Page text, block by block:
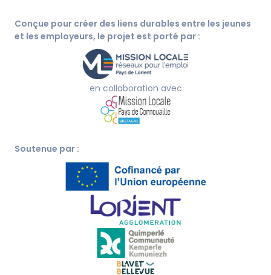
Conçue pour créer des liens durables entre les jeunes
et les employeurs, le projet est porté par :
en collaboration avec
Soutenue par :